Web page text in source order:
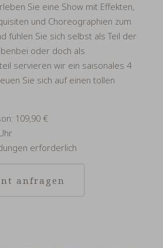
Sie eine Show mit Effekten,
und Choreographien zum
fühlen Sie sich selbst als Teil der
oder doch als
servieren wir ein saisonales 4
Sie sich auf einen tollen
109,90 €
erforderlich
anfragen